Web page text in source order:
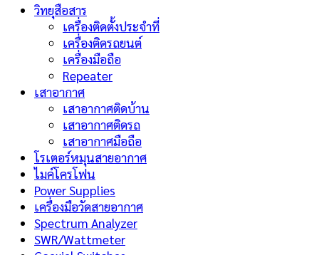
วิทยุสือสาร
เครื่องติดตั้งประจำที่
เครื่องติดรถยนต์
เครื่องมือถือ
Repeater
เสาอากาศ
เสาอากาศติดบ้าน
เสาอากาศติดรถ
เสาอากาศมือถือ
โรเตอร์หมุนสายอากาศ
ไมค์โครโฟน
Power Supplies
เครื่องมือวัดสายอากาศ
Spectrum Analyzer
SWR/Wattmeter